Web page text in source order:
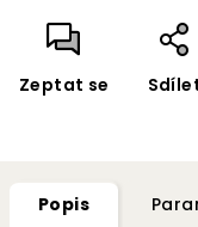
Zeptat se
Popis